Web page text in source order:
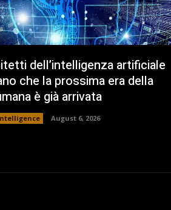
dell’intelligenza artificiale
che la prossima era della
è già arrivata
August 6, 2026